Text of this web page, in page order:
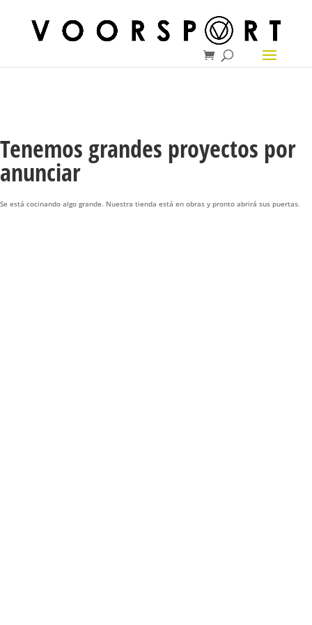
Tenemos grandes proyectos por
anunciar
Se está cocinando algo grande. Nuestra tienda está en obras y pronto abrirá sus puertas.